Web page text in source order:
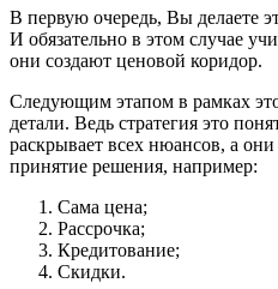
В первую очередь, Вы делаете
И обязательно в этом случае
они создают ценовой коридор.
Следующим этапом в рамках
детали. Ведь стратегия это
раскрывает всех нюансов, а
принятие решения, например:
Сама цена;
Рассрочка;
Кредитование;
Скидки.